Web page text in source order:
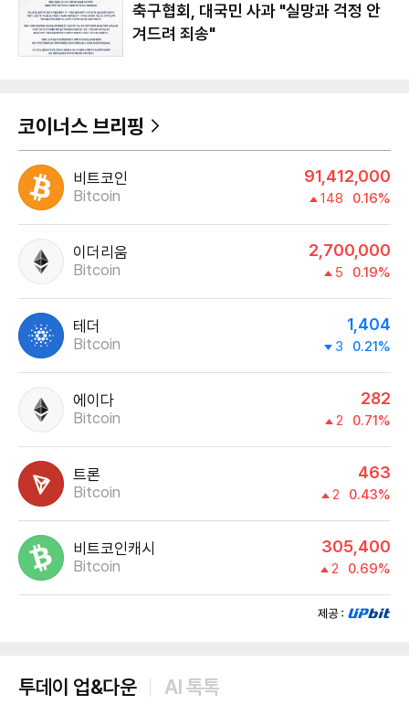
축구협회, 대국민 사과 "실망과 걱정 안
겨드려 죄송"
코이너스 브리핑
비트코인
Bitcoin
91,412,000
148 0.16%
이더리움
Bitcoin
2,700,000
5 0.19%
테더
Bitcoin
1,404
3 0.21%
에이다
Bitcoin
282
2 0.71%
트론
Bitcoin
463
2 0.43%
비트코인캐시
Bitcoin
305,400
2 0.69%
제공:UPbit
투데이 업&다운 AI 톡톡